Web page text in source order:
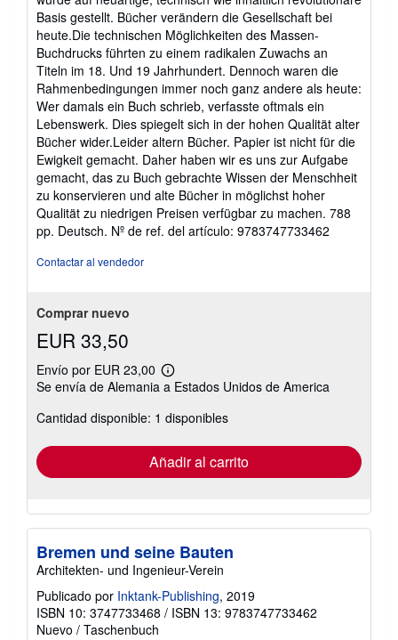
Basis gestellt. Bücher verändern die Gesellschaft bei
heute.Die technischen Möglichkeiten des Massen-
Buchdrucks führten zu einem radikalen Zuwachs an
Titeln im 18. Und 19 Jahrhundert. Dennoch waren die
Rahmenbedingungen immer noch ganz andere als heute:
Wer damals ein Buch schrieb, verfasste oftmals ein
Lebenswerk. Dies spiegelt sich in der hohen Qualität alter
Bücher wider.Leider altern Bücher. Papier ist nicht für die
Ewigkeit gemacht. Daher haben wir es uns zur Aufgabe
gemacht, das zu Buch gebrachte Wissen der Menschheit
zu konservieren und alte Bücher in möglichst hoher
Qualität zu niedrigen Preisen verfügbar zu machen. 788
pp. Deutsch. Nº de ref. del artículo: 9783747733462
Contactar al vendedor
Comprar nuevo
EUR 33,50
Envío por EUR 23,00
Más
información
las
tarifas
envío
Se envía de Alemania a Estados Unidos de America
Cantidad disponible: 1 disponibles
Añadir al carrito
Bremen und seine Bauten
Architekten- und Ingenieur-Verein
Publicado por Inktank-Publishing, 2019
ISBN 10: 3747733468 / ISBN 13: 9783747733462
Nuevo / Taschenbuch